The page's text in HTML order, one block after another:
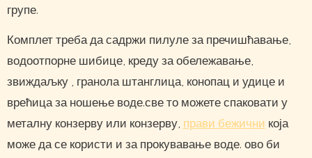
групе.
Комплет треба да садржи пилуле за пречишћавање,
водоотпорне шибице, креду за обележавање,
звиждаљку , гранола штанглица, конопац и удице и
врећица за ношење воде.све то можете спаковати у
металну конзерву или конзерву, прави бежични која
може да се користи и за прокувавање воде. ово би